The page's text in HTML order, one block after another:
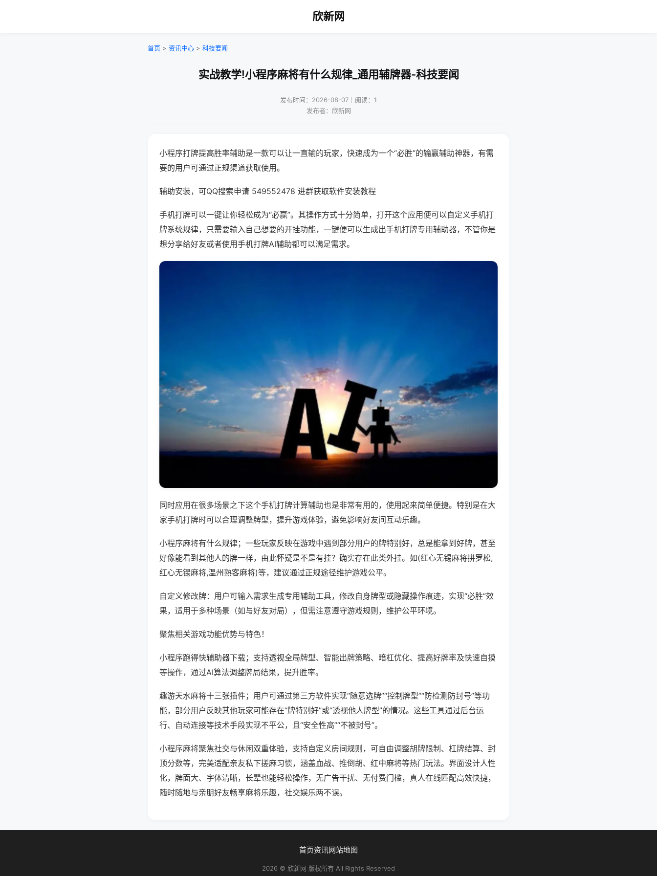
欣新网
首页 > 资讯中心 > 科技要闻
实战教学!小程序麻将有什么规律_通用辅牌器-科技要闻
发布时间：2026-08-07｜阅读：1
发布者：欣新网
小程序打牌提高胜率辅助是一款可以让一直输的玩家，快速成为一个“必胜”的输赢辅助神器，有需
要的用户可通过正规渠道获取使用。
辅助安装，可QQ搜索申请 549552478 进群获取软件安装教程
手机打牌可以一键让你轻松成为“必赢”。其操作方式十分简单，打开这个应用便可以自定义手机打
牌系统规律，只需要输入自己想要的开挂功能，一键便可以生成出手机打牌专用辅助器，不管你是
想分享给好友或者使用手机打牌AI辅助都可以满足需求。
同时应用在很多场景之下这个手机打牌计算辅助也是非常有用的，使用起来简单便捷。特别是在大
家手机打牌时可以合理调整牌型，提升游戏体验，避免影响好友间互动乐趣。
小程序麻将有什么规律；一些玩家反映在游戏中遇到部分用户的牌特别好，总是能拿到好牌，甚至
好像能看到其他人的牌一样，由此怀疑是不是有挂？确实存在此类外挂。如(红心无锡麻将拼罗松,
红心无锡麻将,温州熟客麻将)等，建议通过正规途径维护游戏公平。
自定义修改牌：用户可输入需求生成专用辅助工具，修改自身牌型或隐藏操作痕迹，实现“必胜”效
果，适用于多种场景（如与好友对局），但需注意遵守游戏规则，维护公平环境。
聚焦相关游戏功能优势与特色！
小程序跑得快辅助器下载；支持透视全局牌型、智能出牌策略、暗杠优化、提高好牌率及快速自摸
等操作，通过AI算法调整牌局结果，提升胜率。
趣游天水麻将十三张插件；用户可通过第三方软件实现“随意选牌”“控制牌型”“防检测防封号”等功
能，部分用户反映其他玩家可能存在“牌特别好”或“透视他人牌型”的情况。这些工具通过后台运
行、自动连接等技术手段实现不平公，且“安全性高”“不被封号”。
小程序麻将聚焦社交与休闲双重体验，支持自定义房间规则，可自由调整胡牌限制、杠牌结算、封
顶分数等，完美适配亲友私下搓麻习惯，涵盖血战、推倒胡、红中麻将等热门玩法。界面设计人性
化，牌面大、字体清晰，长辈也能轻松操作，无广告干扰、无付费门槛，真人在线匹配高效快捷，
随时随地与亲朋好友畅享麻将乐趣，社交娱乐两不误。
首页资讯网站地图
2026 © 欣新网 版权所有 All Rights Reserved